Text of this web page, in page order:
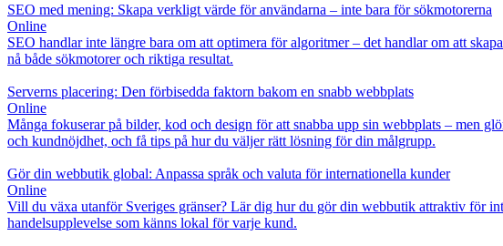
SEO med mening: Skapa verkligt värde för användarna – inte bara för sökmotorerna
Online
SEO handlar inte längre bara om att optimera för algoritmer – det handlar om att
nå både sökmotorer och riktiga resultat.
Serverns placering: Den förbisedda faktorn bakom en snabb webbplats
Online
Många fokuserar på bilder, kod och design för att snabba upp sin webbplats – men
och kundnöjdhet, och få tips på hur du väljer rätt lösning för din målgrupp.
Gör din webbutik global: Anpassa språk och valuta för internationella kunder
Online
Vill du växa utanför Sveriges gränser? Lär dig hur du gör din webbutik attraktiv för
handelsupplevelse som känns lokal för varje kund.